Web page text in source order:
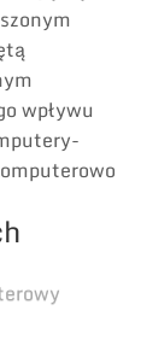
wpływu